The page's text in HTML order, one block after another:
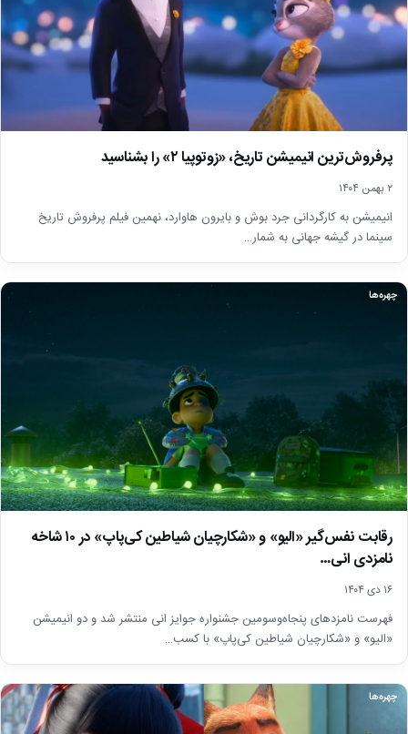
پرفروش‌ترین انیمیشن تاریخ، «زوتوپیا ۲» را بشناسید
۲ بهمن ۱۴۰۴
انیمیشن به کارگردانی جرد بوش و بایرون هاوارد، نهمین فیلم پرفروش تاریخ
سینما در گیشه جهانی به شمار…
چهره‌ها
رقابت نفس‌گیر «الیو» و «شکارچیان شیاطین کی‌پاپ» در ۱۰ شاخه
نامزدی انی…
۱۶ دی ۱۴۰۴
فهرست نامزدهای پنجاه‌وسومین جشنواره جوایز انی منتشر شد و دو انیمیشن
«الیو» و «شکارچیان شیاطین کی‌پاپ» با کسب…
چهره‌ها